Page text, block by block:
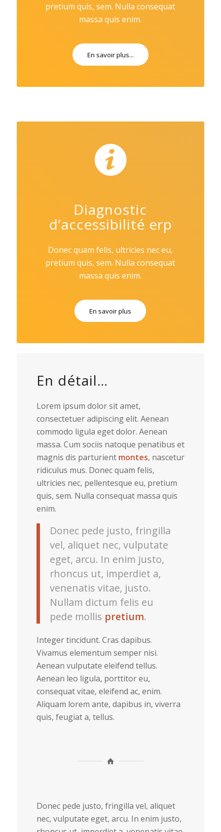
pretium quis, sem. Nulla consequat
massa quis enim.
En savoir plus...
Diagnostic
d’accessibilité erp
Donec quam felis, ultricies nec eu,
pretium quis, sem. Nulla consequat
massa quis enim.
En savoir plus
En détail…
Lorem ipsum dolor sit amet,
consectetuer adipiscing elit. Aenean
commodo ligula eget dolor. Aenean
massa. Cum sociis natoque penatibus et
magnis dis parturient montes, nascetur
ridiculus mus. Donec quam felis,
ultricies nec, pellentesque eu, pretium
quis, sem. Nulla consequat massa quis
enim.
Donec pede justo, fringilla
vel, aliquet nec, vulputate
eget, arcu. In enim justo,
rhoncus ut, imperdiet a,
venenatis vitae, justo.
Nullam dictum felis eu
pede mollis pretium.
Integer tincidunt. Cras dapibus.
Vivamus elementum semper nisi.
Aenean vulputate eleifend tellus.
Aenean leo ligula, porttitor eu,
consequat vitae, eleifend ac, enim.
Aliquam lorem ante, dapibus in, viverra
quis, feugiat a, tellus.
Donec pede justo, fringilla vel, aliquet
nec, vulputate eget, arcu. In enim justo,